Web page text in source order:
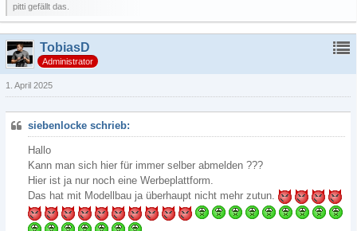
pitti gefällt das.
TobiasD
Administrator
1. April 2025
siebenlocke schrieb:
Hallo
Kann man sich hier für immer selber abmelden ???
Hier ist ja nur noch eine Werbeplattform.
Das hat mit Modellbau ja überhaupt nicht mehr zutun.